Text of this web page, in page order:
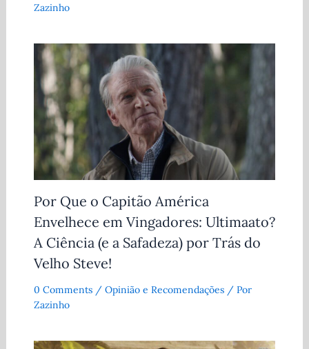
Zazinho
Por Que o Capitão América
Envelhece em Vingadores: Ultimaato?
A Ciência (e a Safadeza) por Trás do
Velho Steve!
0 Comments / Opinião e Recomendações/ Por
Zazinho